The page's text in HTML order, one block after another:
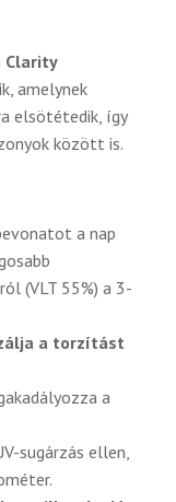
Clarity
amelynek
elsötétedik, így
között is.
a nap
(VLT 55%) a 3-
a torzítást
a
sugárzás ellen,